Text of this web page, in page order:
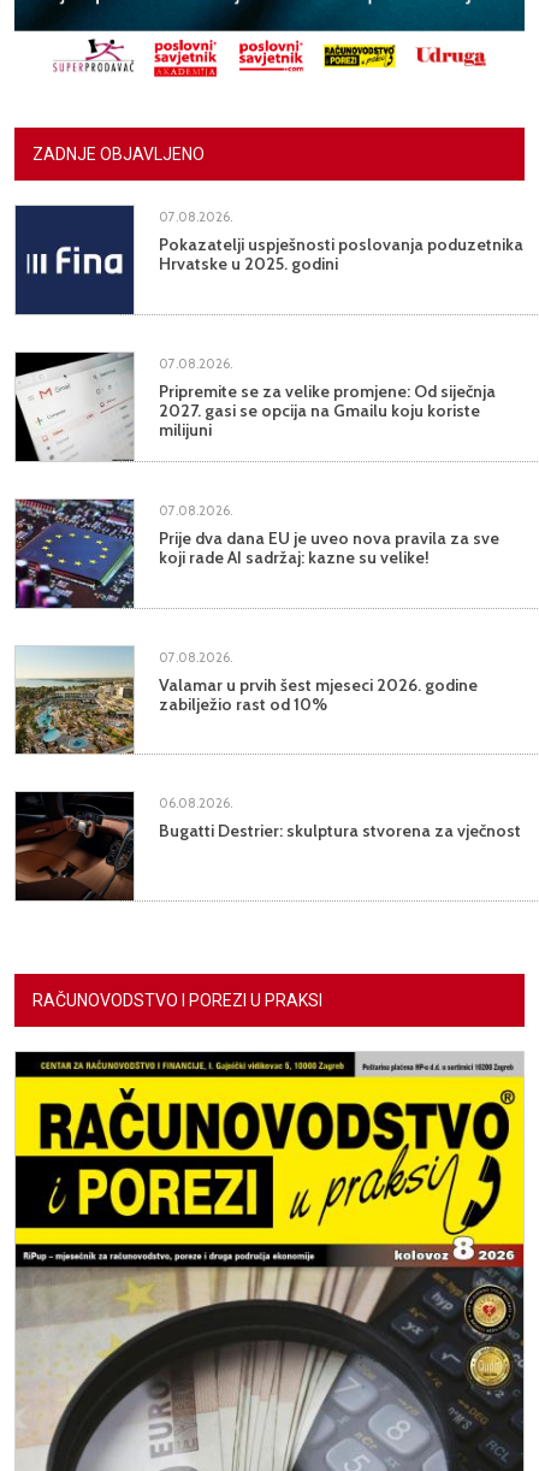
ZADNJE OBJAVLJENO
07.08.2026.
Pokazatelji uspješnosti poslovanja poduzetnika
Hrvatske u 2025. godini
07.08.2026.
Pripremite se za velike promjene: Od siječnja
2027. gasi se opcija na Gmailu koju koriste
milijuni
07.08.2026.
Prije dva dana EU je uveo nova pravila za sve
koji rade AI sadržaj: kazne su velike!
07.08.2026.
Valamar u prvih šest mjeseci 2026. godine
zabilježio rast od 10%
06.08.2026.
Bugatti Destrier: skulptura stvorena za vječnost
RAČUNOVODSTVO I POREZI U PRAKSI